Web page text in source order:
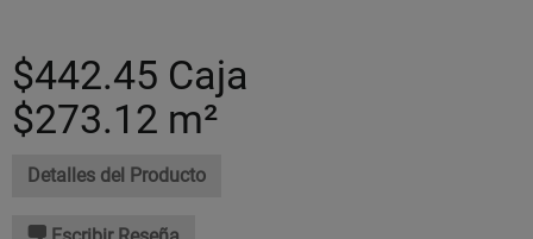
$442.45 Caja
$273.12 m²
Detalles del Producto